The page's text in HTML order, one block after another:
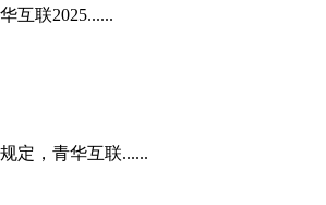
互联2025......
定，青华互联......